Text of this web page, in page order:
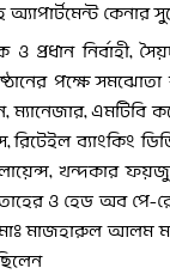
কেনার
ও প্রধান নির্বাহী,
পক্ষে সমঝোতা
এমটিবি
ব্যাংকিং
খন্দকার
তাহের ও হেড অব
মোঃ মাজহারুল আলম